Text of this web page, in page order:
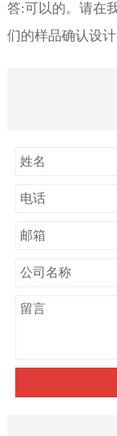
答:可以的。请在
们的样品确认设计